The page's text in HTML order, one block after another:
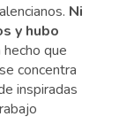
Ni
y hubo
hecho que
concentra
inspiradas